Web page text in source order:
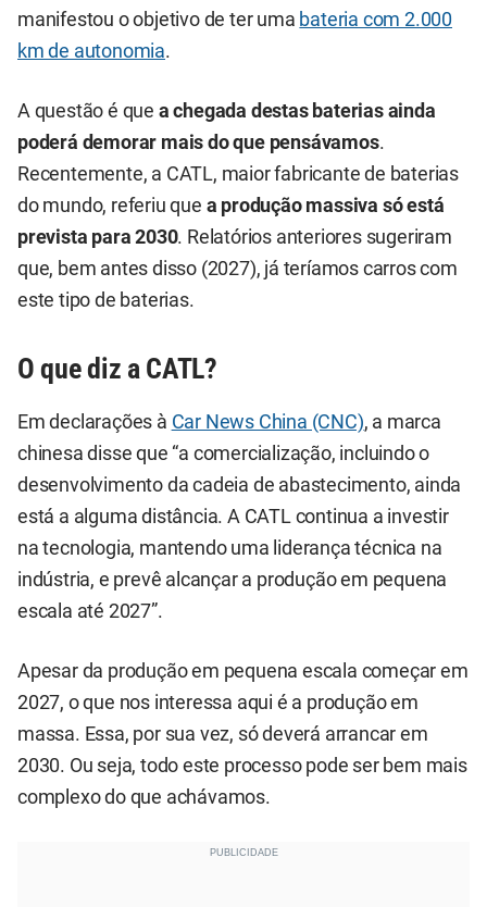
manifestou o objetivo de ter uma bateria com 2.000
km de autonomia.
A questão é que a chegada destas baterias ainda
poderá demorar mais do que pensávamos.
Recentemente, a CATL, maior fabricante de baterias
do mundo, referiu que a produção massiva só está
prevista para 2030. Relatórios anteriores sugeriram
que, bem antes disso (2027), já teríamos carros com
este tipo de baterias.
O que diz a CATL?
Em declarações à Car News China (CNC), a marca
chinesa disse que “a comercialização, incluindo o
desenvolvimento da cadeia de abastecimento, ainda
está a alguma distância. A CATL continua a investir
na tecnologia, mantendo uma liderança técnica na
indústria, e prevê alcançar a produção em pequena
escala até 2027”.
Apesar da produção em pequena escala começar em
2027, o que nos interessa aqui é a produção em
massa. Essa, por sua vez, só deverá arrancar em
2030. Ou seja, todo este processo pode ser bem mais
complexo do que achávamos.